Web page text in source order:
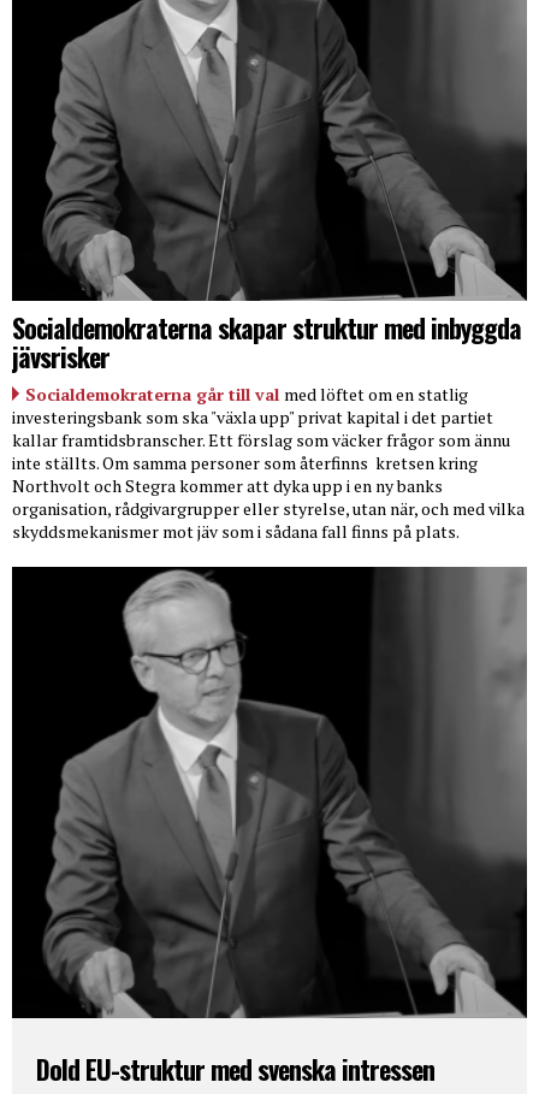
Socialdemokraterna skapar struktur med inbyggda
jävsrisker
Socialdemokraterna går till val med löftet om en statlig
investeringsbank som ska "växla upp" privat kapital i det partiet
kallar framtidsbranscher. Ett förslag som väcker frågor som ännu
inte ställts. Om samma personer som återfinns kretsen kring
Northvolt och Stegra kommer att dyka upp i en ny banks
organisation, rådgivargrupper eller styrelse, utan när, och med vilka
skyddsmekanismer mot jäv som i sådana fall finns på plats.
Dold EU-struktur med svenska intressen